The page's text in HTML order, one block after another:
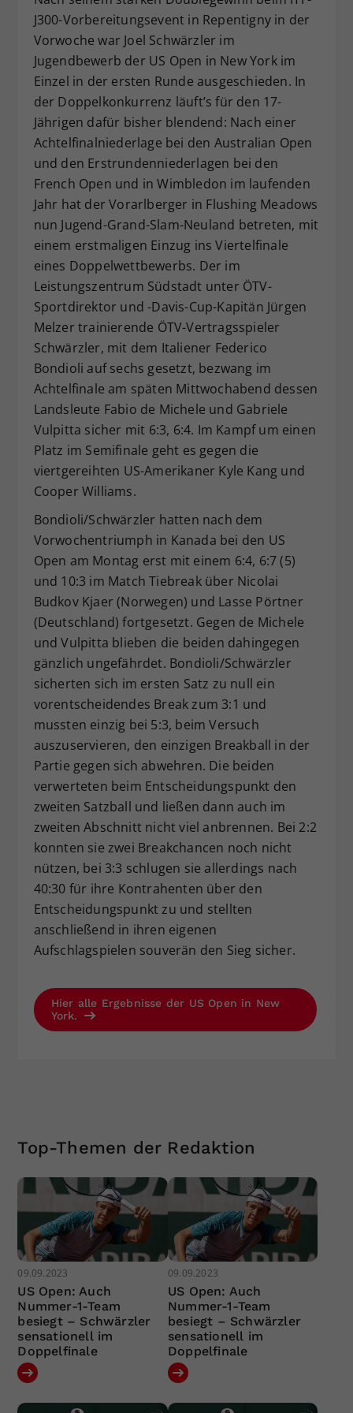
J300-Vorbereitungsevent in Repentigny in der
Vorwoche war Joel Schwärzler im
Jugendbewerb der US Open in New York im
Einzel in der ersten Runde ausgeschieden. In
der Doppelkonkurrenz läuft’s für den 17-
Jährigen dafür bisher blendend: Nach einer
Achtelfinalniederlage bei den Australian Open
und den Erstrundenniederlagen bei den
French Open und in Wimbledon im laufenden
Jahr hat der Vorarlberger in Flushing Meadows
nun Jugend-Grand-Slam-Neuland betreten, mit
einem erstmaligen Einzug ins Viertelfinale
eines Doppelwettbewerbs. Der im
Leistungszentrum Südstadt unter ÖTV-
Sportdirektor und -Davis-Cup-Kapitän Jürgen
Melzer trainierende ÖTV-Vertragsspieler
Schwärzler, mit dem Italiener Federico
Bondioli auf sechs gesetzt, bezwang im
Achtelfinale am späten Mittwochabend dessen
Landsleute Fabio de Michele und Gabriele
Vulpitta sicher mit 6:3, 6:4. Im Kampf um einen
Platz im Semifinale geht es gegen die
viertgereihten US-Amerikaner Kyle Kang und
Cooper Williams.
Bondioli/Schwärzler hatten nach dem
Vorwochentriumph in Kanada bei den US
Open am Montag erst mit einem 6:4, 6:7 (5)
und 10:3 im Match Tiebreak über Nicolai
Budkov Kjaer (Norwegen) und Lasse Pörtner
(Deutschland) fortgesetzt. Gegen de Michele
und Vulpitta blieben die beiden dahingegen
gänzlich ungefährdet. Bondioli/Schwärzler
sicherten sich im ersten Satz zu null ein
vorentscheidendes Break zum 3:1 und
mussten einzig bei 5:3, beim Versuch
auszuservieren, den einzigen Breakball in der
Partie gegen sich abwehren. Die beiden
verwerteten beim Entscheidungspunkt den
zweiten Satzball und ließen dann auch im
zweiten Abschnitt nicht viel anbrennen. Bei 2:2
konnten sie zwei Breakchancen noch nicht
nützen, bei 3:3 schlugen sie allerdings nach
40:30 für ihre Kontrahenten über den
Entscheidungspunkt zu und stellten
anschließend in ihren eigenen
Aufschlagspielen souverän den Sieg sicher.
Hier alle Ergebnisse der US Open in New
York.
Top-Themen der Redaktion
09.09.2023
US Open: Auch
Nummer-1-Team
besiegt – Schwärzler
sensationell im
Doppelfinale
09.09.2023
US Open: Auch
Nummer-1-Team
besiegt – Schwärzler
sensationell im
Doppelfinale
Zweck
Dieser Wert speichert Ihre Consent-
Einstellungen. Unter anderem eine
zufällig generierte ID, für die
historische Speicherung Ihrer
vorgenommen Einstellungen, falls der
Webseiten-Betreiber dies eingestellt
hat.